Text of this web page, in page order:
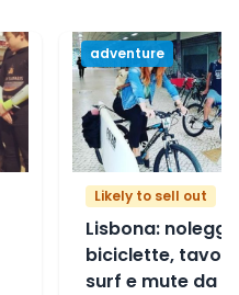
adventure
Likely to sell out
Lisbona:
biciclette,
surf e mute da